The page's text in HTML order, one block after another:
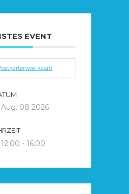
EVENT
Aug. 08 2026
12:00 - 16:00